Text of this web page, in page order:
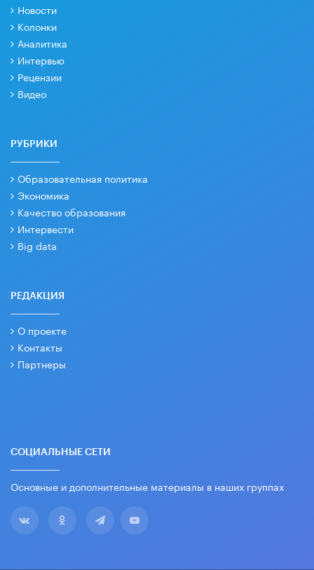
Новости
Колонки
Аналитика
Интервью
Рецензии
Видео
РУБРИКИ
Образовательная политика
Экономика
Качество образования
Интервести
Big data
РЕДАКЦИЯ
О проекте
Контакты
Партнеры
СОЦИАЛЬНЫЕ СЕТИ
Основные и дополнительные материалы в наших группах